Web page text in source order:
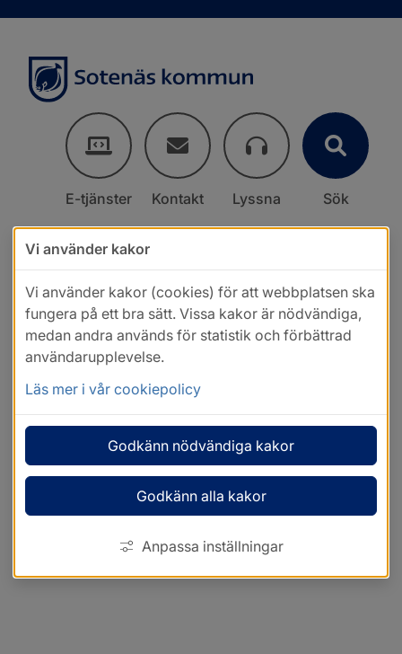
E-tjänster Kontakt Lyssna Sök
Vi använder kakor
Vi använder kakor (cookies) för att webbplatsen ska
fungera på ett bra sätt. Vissa kakor är nödvändiga,
medan andra används för statistik och förbättrad
användarupplevelse.
Läs mer i vår cookiepolicy
Godkänn nödvändiga kakor
Godkänn alla kakor
Anpassa inställningar